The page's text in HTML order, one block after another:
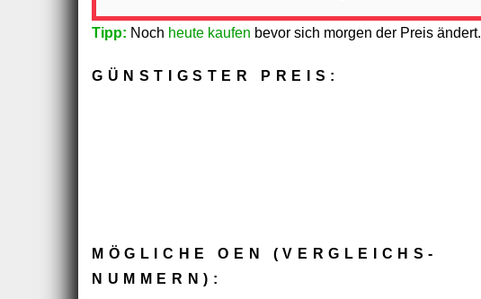
Tipp: Noch heute kaufen bevor sich morgen der Preis ändert.
GÜNSTIGSTER PREIS:
MÖGLICHE OEN (VERGLEICHS­
NUMMERN):